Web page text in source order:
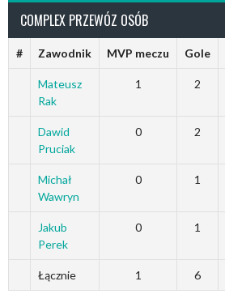
COMPLEX PRZEWÓZ OSÓB
# Zawodnik MVP meczu Gole
Mateusz
Rak
1 2
Dawid
Pruciak
0 2
Michał
Wawryn
0 1
Jakub
Perek
0 1
Łącznie 1 6